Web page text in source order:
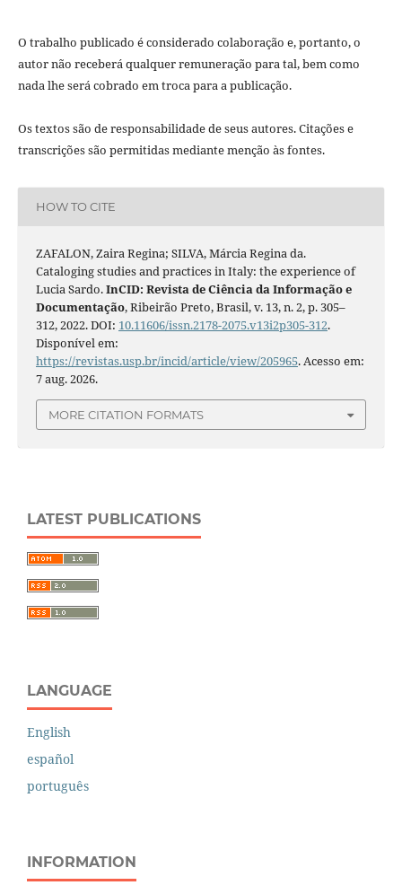
O trabalho publicado é considerado colaboração e, portanto, o
autor não receberá qualquer remuneração para tal, bem como
nada lhe será cobrado em troca para a publicação.
Os textos são de responsabilidade de seus autores. Citações e
transcrições são permitidas mediante menção às fontes.
HOW TO CITE
ZAFALON, Zaira Regina; SILVA, Márcia Regina da.
Cataloging studies and practices in Italy: the experience of
Lucia Sardo.InCID: Revista de Ciência da Informação e
Documentação, Ribeirão Preto, Brasil, v. 13, n. 2, p. 305–
312, 2022. DOI: 10.11606/issn.2178-2075.v13i2p305-312.
Disponível em:
https://revistas.usp.br/incid/article/view/205965. Acesso em:
7 aug. 2026.
MORE CITATION FORMATS
LATEST PUBLICATIONS
LANGUAGE
English
español
português
INFORMATION